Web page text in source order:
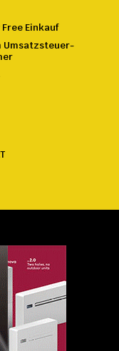
Free Einkauf
Umsatzsteuer-